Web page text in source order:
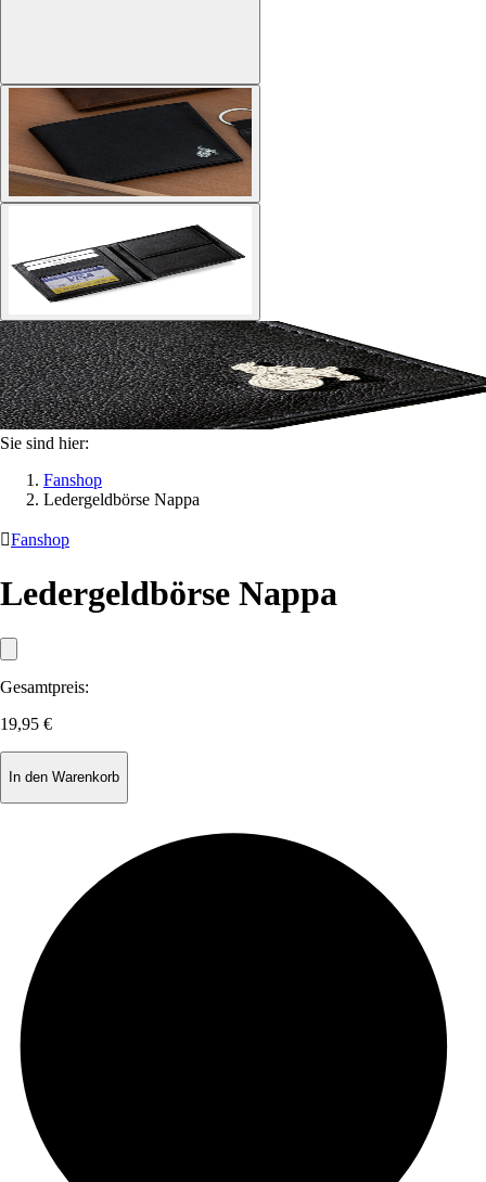
Sie sind hier:
Fanshop
Ledergeldbörse Nappa
Fanshop
Ledergeldbörse Nappa
Gesamtpreis:
19,95 €
In den Warenkorb